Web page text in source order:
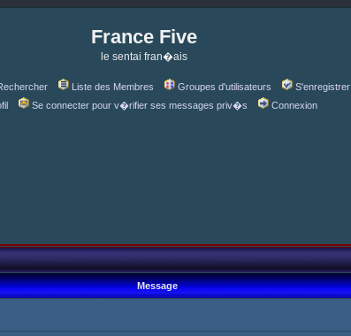
France Five
le sentai fran�ais
Liste des Membres Groupes d'utilisateurs
S'enregistrer
Se connecter pour v�rifier ses messages priv�s Connexion
Message